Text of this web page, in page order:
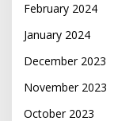
February 2024
January 2024
December 2023
November 2023
October 2023